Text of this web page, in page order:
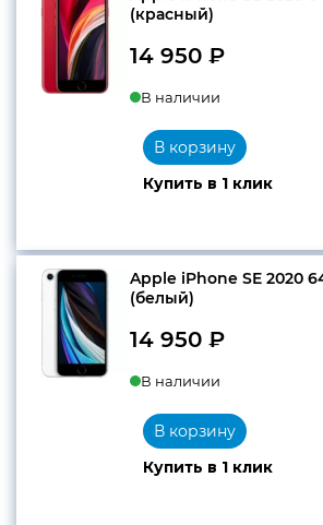
(красный)
14 950 ₽
В наличии
Купить в 1 клик
В корзину
Apple iPhone SE 2020
(белый)
14 950 ₽
В наличии
Купить в 1 клик
В корзину
(c 10:00 до 21:00, без
выходных)